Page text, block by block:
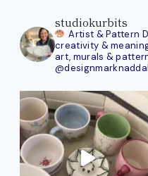
studiokurbits
Artist & Pattern
creativity &
art, murals &